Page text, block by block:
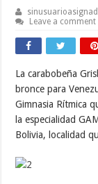
Leave a comment
La carabobeña
bronce para
Gimnasia Rítmica
la especialidad
Bolivia, localidad